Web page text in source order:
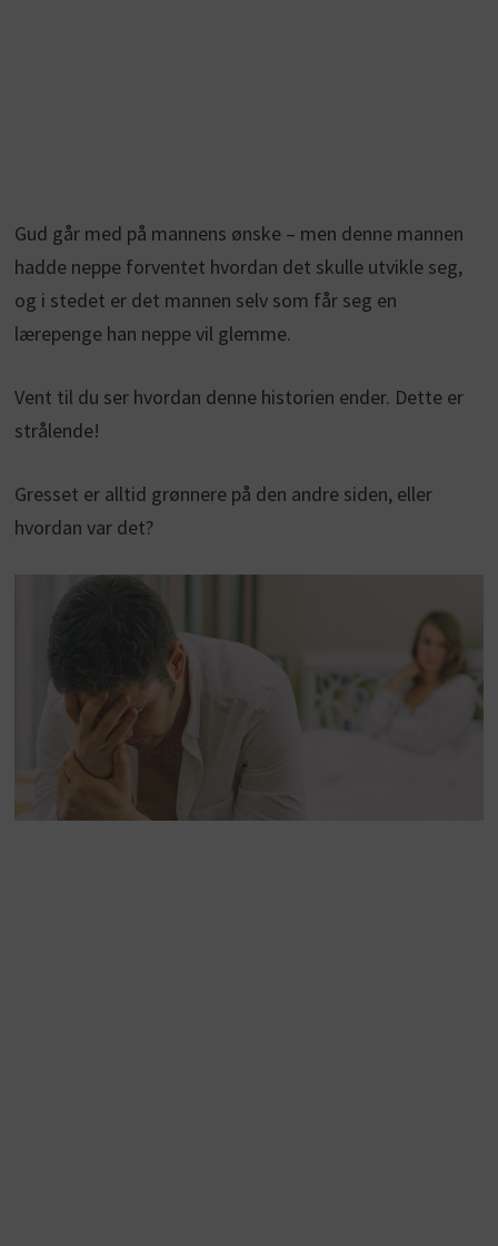
Gud går med på mannens ønske – men denne mannen
hadde neppe forventet hvordan det skulle utvikle seg,
og i stedet er det mannen selv som får seg en
lærepenge han neppe vil glemme.
Vent til du ser hvordan denne historien ender. Dette er
strålende!
Gresset er alltid grønnere på den andre siden, eller
hvordan var det?